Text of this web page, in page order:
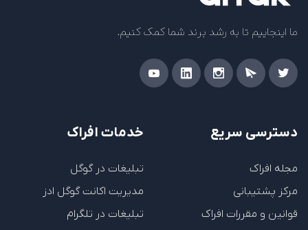
ما اینجاییم تا به رشد برند شما کمک کنیم.
دسترسی سریع
مجله افراک
مرکز پشتیبانی
قوانین و مقررات افراک
خدمات افراک
تبلیغات در گوگل
مدیریت اکانت گوگل ادز
تبلیغات در تلگرام